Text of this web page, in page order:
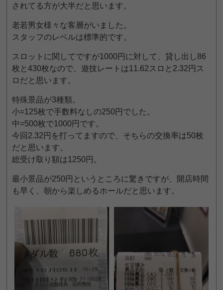
されてる方が大半だと思います。
老若男女様々な客層がいました。
スタッフのレベルは標準的です。
スロットに関してですが1000円に対して、貸し出し86
枚と430枚なので、遊技レートは11.62スロと2.32円ス
ロだと思います。
特殊景品が3種類。
小=125枚で手数料なしの250円でした。
中=500枚で1000円です。
今回2.32円を打ってますので、そちらの交換率は50枚
だと思います。
総受け取り額は1250円。
最小景品が250円というところに驚きですが、開店時間
も早く、朝から楽しめるホールだと思います。